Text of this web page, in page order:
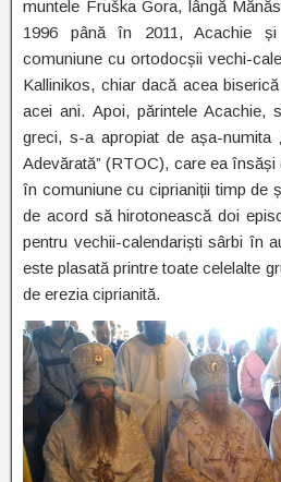
muntele Fruška Gora, lângă
1996 până în 2011, Acachie
comuniune cu ortodocșii vechi-
Kallinikos, chiar dacă acea
acei ani. Apoi, părintele Acachie,
greci, s-a apropiat de așa-numita
Adevărată” (RTOC), care ea
în comuniune cu ciprianiții timp de
de acord să hirotonească doi
pentru vechii-calendariști sârbi în
este plasată printre toate celelalte
de erezia ciprianită.